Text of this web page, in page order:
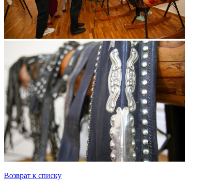
Возврат к списку